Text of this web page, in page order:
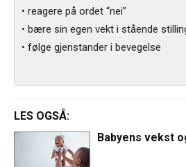
• reagere på ordet “nei”
• bære sin egen vekt i stående
• følge gjenstander i bevegelse
LES OGSÅ:
Babyens vekst